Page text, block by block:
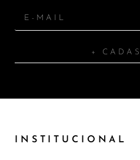
+
INSTITUCIONAL